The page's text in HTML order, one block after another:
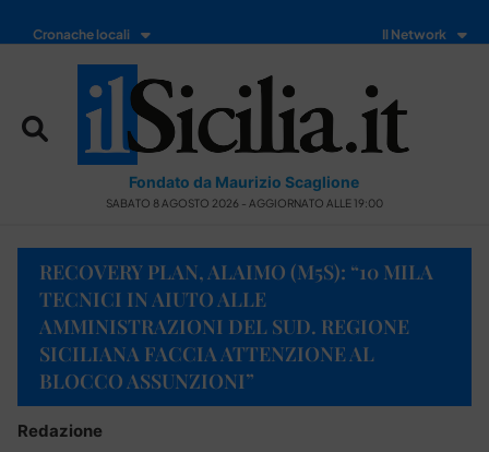
Cronache locali Il Network
Fondato da Maurizio Scaglione
SABATO 8 AGOSTO 2026 - AGGIORNATO ALLE 19:00
RECOVERY PLAN, ALAIMO (M5S): “10 MILA
TECNICI IN AIUTO ALLE
AMMINISTRAZIONI DEL SUD. REGIONE
SICILIANA FACCIA ATTENZIONE AL
BLOCCO ASSUNZIONI”
Redazione